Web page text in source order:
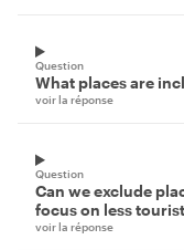
Question
What places are
voir la réponse
Question
Can we exclude
focus on less
voir la réponse